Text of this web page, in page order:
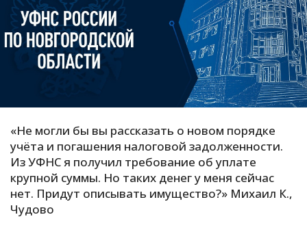
Б
В
Е
И
П
Р
С
«Не могли бы вы рассказать о новом порядке
учёта и погашения налоговой задолженности.
Из УФНС я получил требование об уплате
крупной суммы. Но таких денег у меня сейчас
нет. Придут описывать имущество?» Михаил К.,
Чудово